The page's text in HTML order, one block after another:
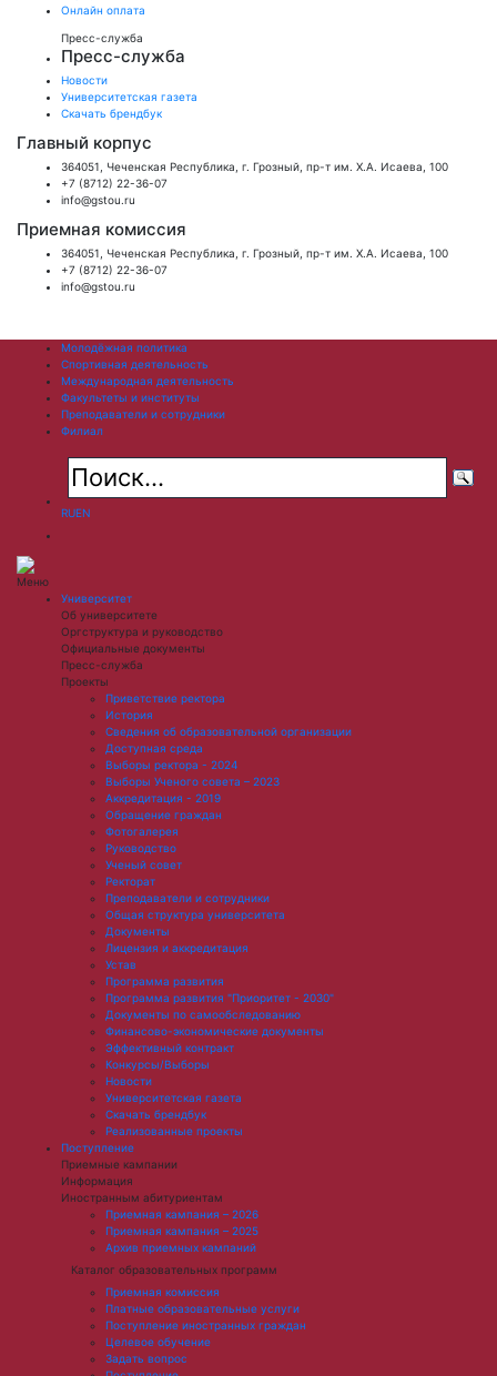
Онлайн оплата
Пресс-служба
Пресс-служба
Новости
Университетская газета
Скачать брендбук
Главный корпус
364051, Чеченская Республика, г. Грозный, пр-т им. Х.А. Исаева, 100
+7 (8712) 22-36-07
info@gstou.ru
Приемная комиссия
364051, Чеченская Республика, г. Грозный, пр-т им. Х.А. Исаева, 100
+7 (8712) 22-36-07
info@gstou.ru
Молодёжная политика
Спортивная деятельность
Международная деятельность
Факультеты и институты
Преподаватели и сотрудники
Филиал
RUEN
Меню
Университет
Об университете
Оргструктура и руководство
Официальные документы
Пресс-служба
Проекты
Приветствие ректора
История
Сведения об образовательной организации
Доступная среда
Выборы ректора - 2024
Выборы Ученого совета – 2023
Аккредитация - 2019
Обращение граждан
Фотогалерея
Руководство
Ученый совет
Ректорат
Преподаватели и сотрудники
Общая структура университета
Документы
Лицензия и аккредитация
Устав
Программа развития
Программа развития "Приоритет - 2030"
Документы по самообследованию
Финансово-экономические документы
Эффективный контракт
Конкурсы/Выборы
Новости
Университетская газета
Скачать брендбук
Реализованные проекты
Поступление
Приемные кампании
Информация
Иностранным абитуриентам
Приемная кампания – 2026
Приемная кампания – 2025
Архив приемных кампаний
Каталог образовательных программ
Приемная комиссия
Платные образовательные услуги
Поступление иностранных граждан
Целевое обучение
Задать вопрос